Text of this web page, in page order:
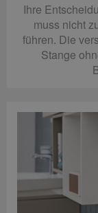
Ihre
muss nicht
führen. Die
Stange